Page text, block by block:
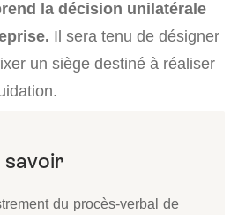
la décision unilatérale
Il sera tenu de désigner
un siège destiné à réaliser
du procès-verbal de